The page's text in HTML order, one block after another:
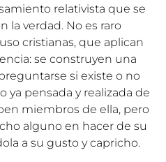
relativista que se
la verdad. No es raro
cristianas, que aplican
se construyen una
si existe o no
ya pensada y realizada de
miembros de ella, pero
alguno en hacer de su
a su gusto y capricho.